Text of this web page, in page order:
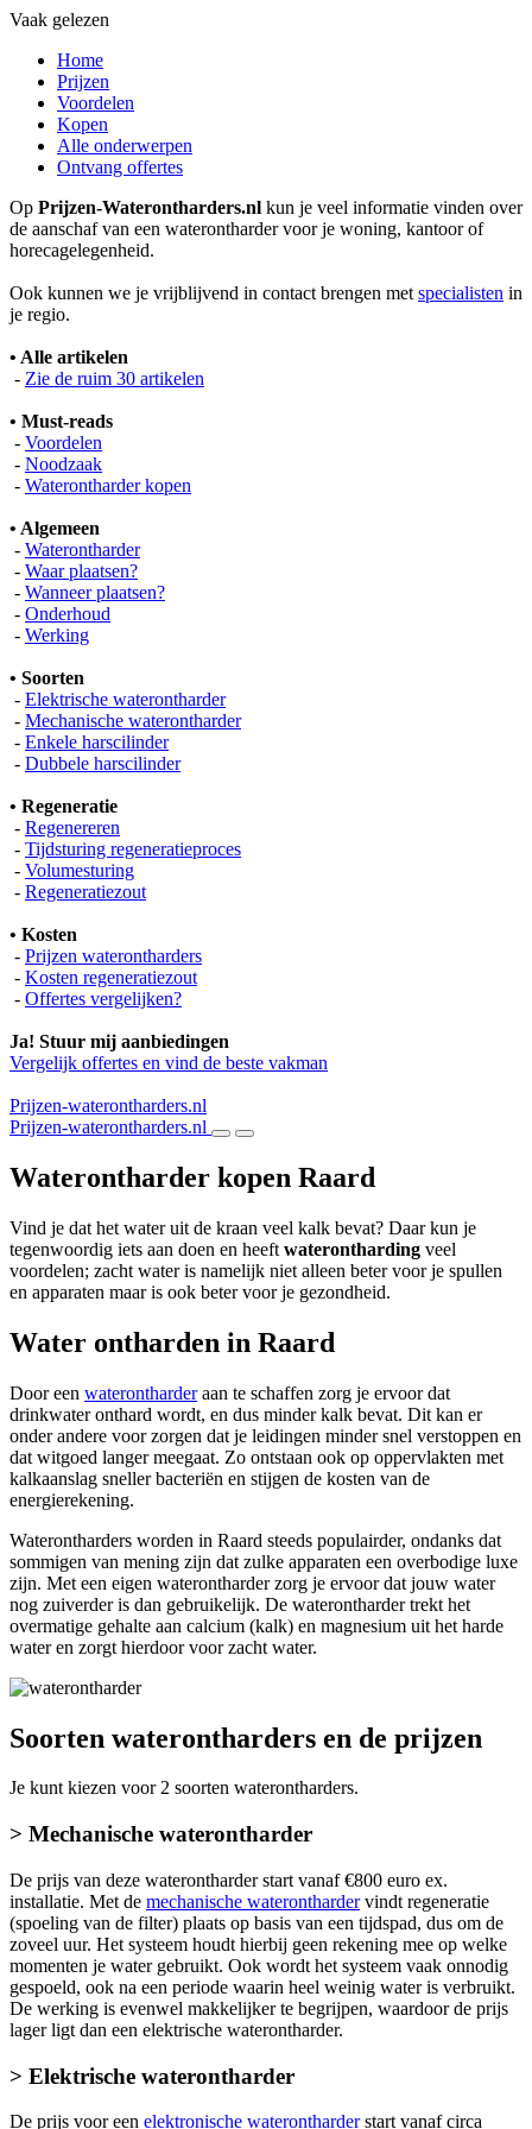
Vaak gelezen
Home
Prijzen
Voordelen
Kopen
Alle onderwerpen
Ontvang offertes
Op Prijzen-Waterontharders.nl kun je veel informatie vinden over
de aanschaf van een waterontharder voor je woning, kantoor of
horecagelegenheid.
Ook kunnen we je vrijblijvend in contact brengen met specialisten in
je regio.
• Alle artikelen
- Zie de ruim 30 artikelen
• Must-reads
- Voordelen
- Noodzaak
- Waterontharder kopen
• Algemeen
- Waterontharder
- Waar plaatsen?
- Wanneer plaatsen?
- Onderhoud
- Werking
• Soorten
- Elektrische waterontharder
- Mechanische waterontharder
- Enkele harscilinder
- Dubbele harscilinder
• Regeneratie
- Regenereren
- Tijdsturing regeneratieproces
- Volumesturing
- Regeneratiezout
• Kosten
- Prijzen waterontharders
- Kosten regeneratiezout
- Offertes vergelijken?
Ja! Stuur mij aanbiedingen
Vergelijk offertes en vind de beste vakman
Prijzen-waterontharders.nl
Prijzen-waterontharders.nl
Waterontharder kopen Raard
Vind je dat het water uit de kraan veel kalk bevat? Daar kun je
tegenwoordig iets aan doen en heeft waterontharding veel
voordelen; zacht water is namelijk niet alleen beter voor je spullen
en apparaten maar is ook beter voor je gezondheid.
Water ontharden in Raard
Door een waterontharderaan te schaffen zorg je ervoor dat
drinkwater onthard wordt, en dus minder kalk bevat. Dit kan er
onder andere voor zorgen dat je leidingen minder snel verstoppen en
dat witgoed langer meegaat. Zo ontstaan ook op oppervlakten met
kalkaanslag sneller bacteriën en stijgen de kosten van de
energierekening.
Waterontharders worden in Raard steeds populairder, ondanks dat
sommigen van mening zijn dat zulke apparaten een overbodige luxe
zijn. Met een eigen waterontharder zorg je ervoor dat jouw water
nog zuiverder is dan gebruikelijk. De waterontharder trekt het
overmatige gehalte aan calcium (kalk) en magnesium uit het harde
water en zorgt hierdoor voor zacht water.
Soorten waterontharders en de prijzen
Je kunt kiezen voor 2 soorten waterontharders.
> Mechanische waterontharder
De prijs van deze waterontharder start vanaf €800 euro ex.
installatie. Met de mechanische wateronthardervindt regeneratie
(spoeling van de filter) plaats op basis van een tijdspad, dus om de
zoveel uur. Het systeem houdt hierbij geen rekening mee op welke
momenten je water gebruikt. Ook wordt het systeem vaak onnodig
gespoeld, ook na een periode waarin heel weinig water is verbruikt.
De werking is evenwel makkelijker te begrijpen, waardoor de prijs
lager ligt dan een elektrische waterontharder.
> Elektrische waterontharder
De prijs voor een elektronische waterontharderstart vanaf circa